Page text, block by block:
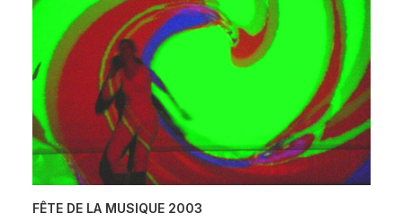
FÊTE DE LA MUSIQUE 2003